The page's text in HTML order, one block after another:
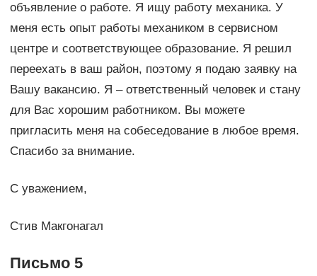
объявление о работе. Я ищу работу механика. У
меня есть опыт работы механиком в сервисном
центре и соответствующее образование. Я решил
переехать в ваш район, поэтому я подаю заявку на
Вашу вакансию. Я – ответственный человек и стану
для Вас хорошим работником. Вы можете
пригласить меня на собеседование в любое время.
Спасибо за внимание.
С уважением,
Стив Макгонагал
Письмо 5